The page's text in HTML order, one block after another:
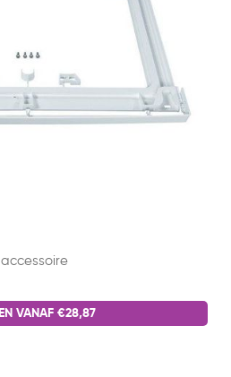
accessoire
VANAF €28,87